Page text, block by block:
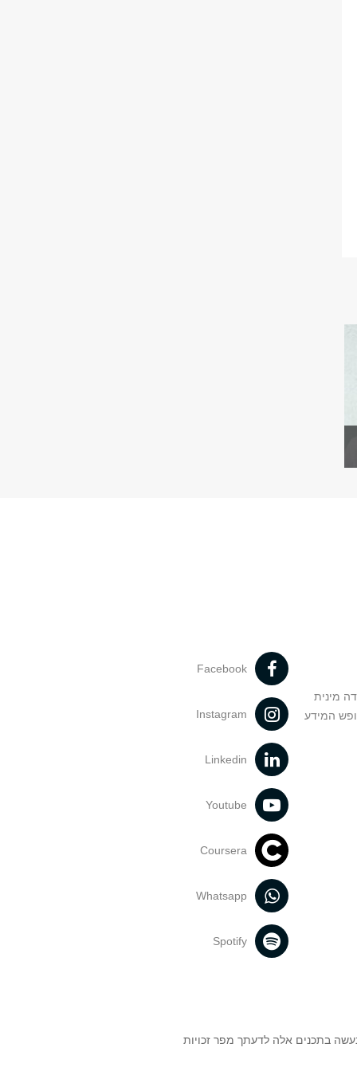
מינית
המידע
Facebook
Instagram
Linkedin
Youtube
Coursera
Whatsapp
Spotify
בתכנים אלה לדעתך מפר זכויות